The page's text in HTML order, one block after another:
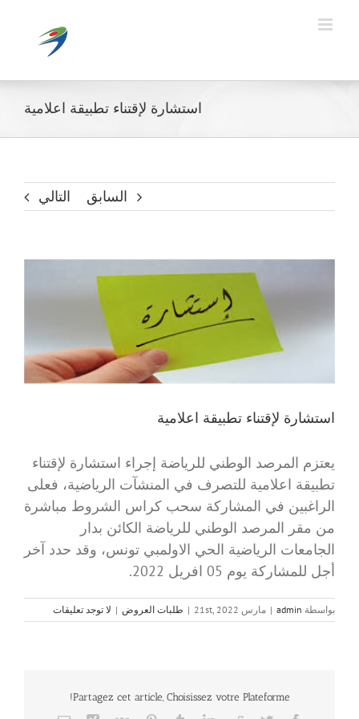
استشارة لإقتناء تطبيقة اعلامية
السابق التالي
استشارة لإقتناء تطبيقة اعلامية
يعتزم المرصد الوطني للرياضة إجراء استشارة لإقتناء
تطبيقة اعلامية للتصرف في المنشآت الرياضية، فعلى
الراغبين في المشاركة سحب كراس الشروط مباشرة
من مقر المرصد الوطني للرياضة الكائن بدار
الجامعات الرياضية الحي الاولمبي تونس، وقد حدد آخر
أجل للمشاركة يوم 05 افريل 2022.
بواسطة admin
| مارس 21st, 2022 | طلبات العروض | لا توجد تعليقات
Partagez cet article, Choisissez votre Plateforme!